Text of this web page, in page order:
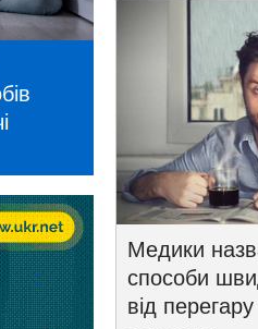
Медики
способи
від перегару